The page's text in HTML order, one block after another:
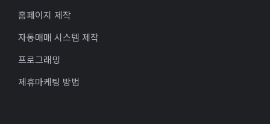
홈페이지 제작
자동매매 시스템 제작
프로그래밍
제휴마케팅 방법